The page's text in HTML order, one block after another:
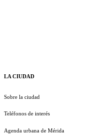
LA CIUDAD
Sobre la ciudad
Teléfonos de interés
Agenda urbana de Mérida